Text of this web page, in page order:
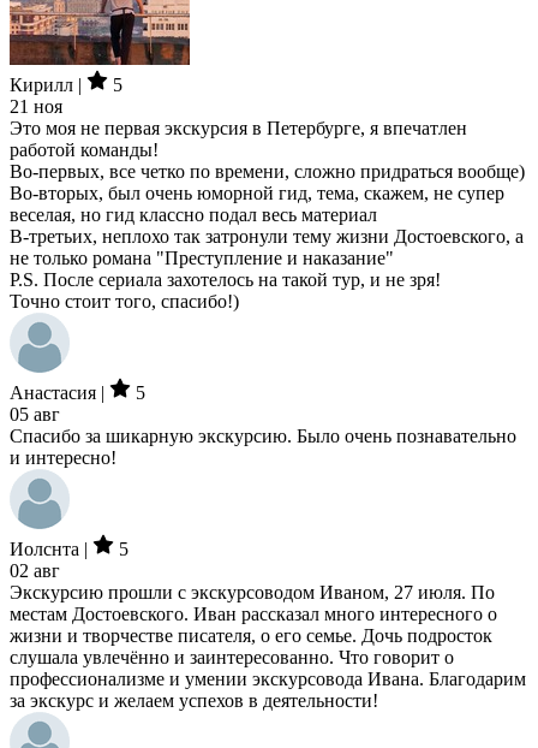
Кирилл |
5
21 ноя
Это моя не первая экскурсия в Петербурге, я впечатлен
работой команды!
Во-первых, все четко по времени, сложно придраться вообще)
Во-вторых, был очень юморной гид, тема, скажем, не супер
веселая, но гид классно подал весь материал
В-третьих, неплохо так затронули тему жизни Достоевского, а
не только романа "Преступление и наказание"
P.S. После сериала захотелось на такой тур, и не зря!
Точно стоит того, спасибо!)
Анастасия |
5
05 авг
Спасибо за шикарную экскурсию. Было очень познавательно
и интересно!
Иолснта |
5
02 авг
Экскурсию прошли с экскурсоводом Иваном, 27 июля. По
местам Достоевского. Иван рассказал много интересного о
жизни и творчестве писателя, о его семье. Дочь подросток
слушала увлечённо и заинтересованно. Что говорит о
профессионализме и умении экскурсовода Ивана. Благодарим
за экскурс и желаем успехов в деятельности!